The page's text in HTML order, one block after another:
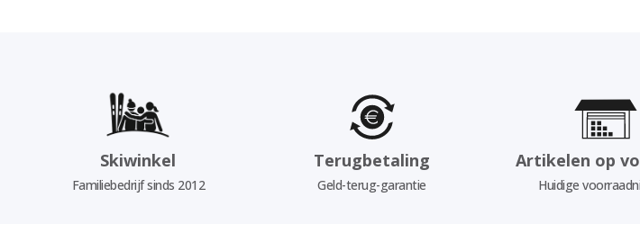
Skiwinkel
Familiebedrijf sinds 2012
Terugbetaling
Geld-terug-garantie
Artikelen op
Huidige